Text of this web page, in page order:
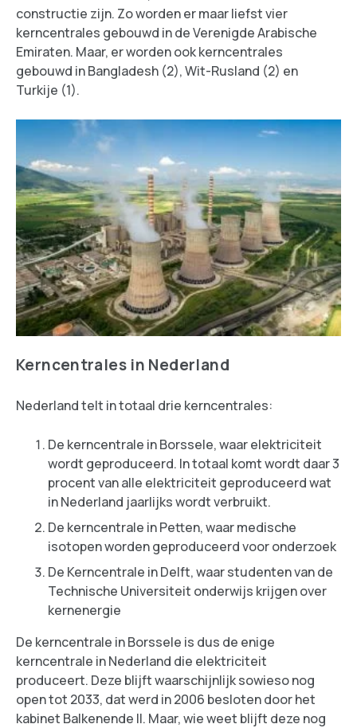
constructie zijn. Zo worden er maar liefst vier
kerncentrales gebouwd in de Verenigde Arabische
Emiraten. Maar, er worden ook kerncentrales
gebouwd in Bangladesh (2), Wit-Rusland (2) en
Turkije (1).
Kerncentrales in Nederland
Nederland telt in totaal drie kerncentrales:
De kerncentrale in Borssele, waar elektriciteit
wordt geproduceerd. In totaal komt wordt daar 3
procent van alle elektriciteit geproduceerd wat
in Nederland jaarlijks wordt verbruikt.
De kerncentrale in Petten, waar medische
isotopen worden geproduceerd voor onderzoek
De Kerncentrale in Delft, waar studenten van de
Technische Universiteit onderwijs krijgen over
kernenergie
De kerncentrale in Borssele is dus de enige
kerncentrale in Nederland die elektriciteit
produceert. Deze blijft waarschijnlijk sowieso nog
open tot 2033, dat werd in 2006 besloten door het
kabinet Balkenende II. Maar, wie weet blijft deze nog